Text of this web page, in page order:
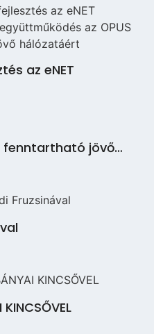
az eNET
fenntartható jövő…